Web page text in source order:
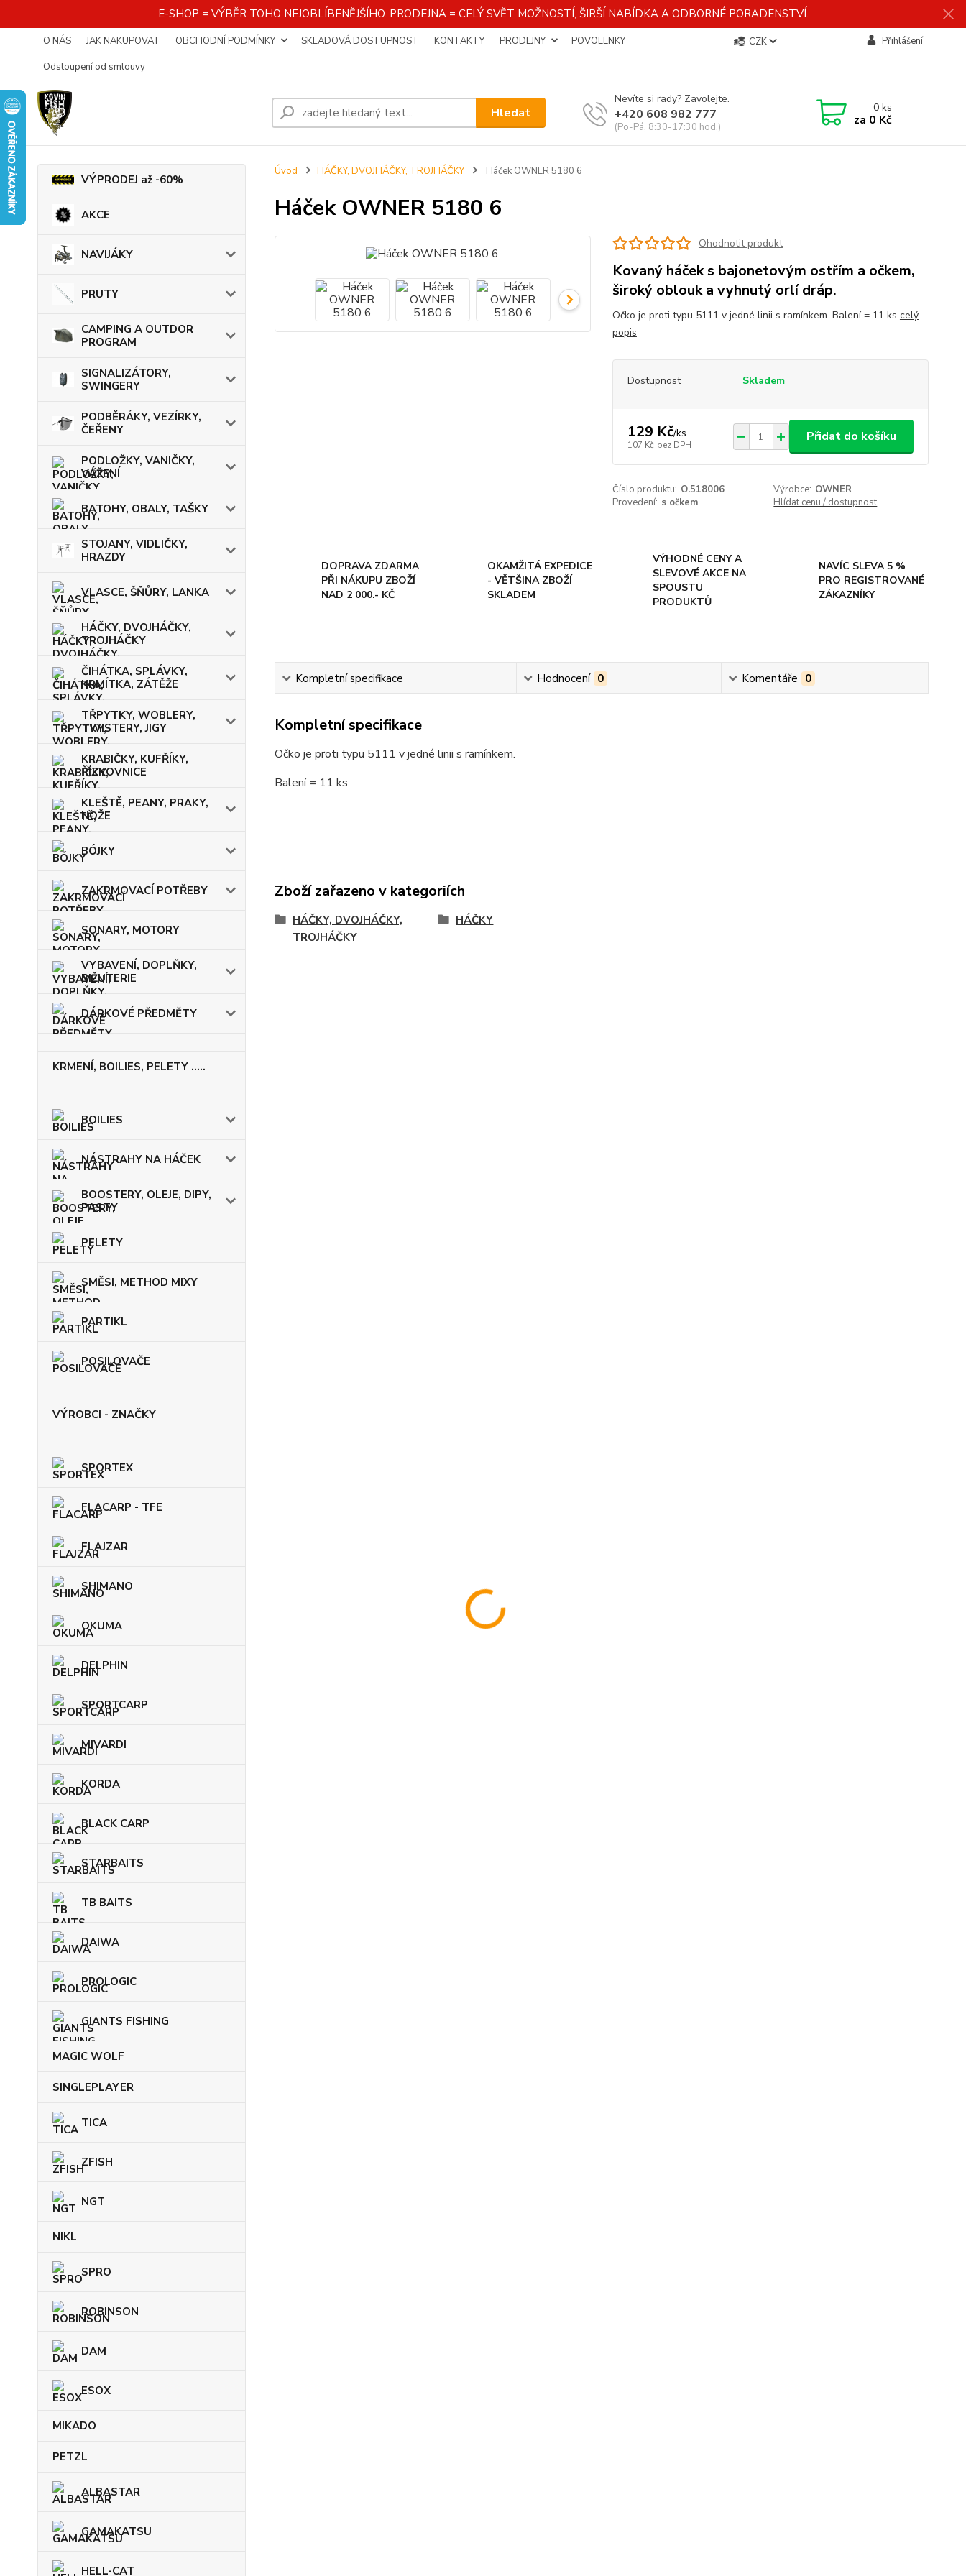
E-SHOP = VÝBĚR TOHO NEJOBLÍBENĚJŠÍHO. PRODEJNA = CELÝ SVĚT MOŽNOSTÍ, ŠIRŠÍ NABÍDKA A ODBORNÉ PORADENSTVÍ.
O NÁS JAK NAKUPOVAT OBCHODNÍ PODMÍNKY SKLADOVÁ DOSTUPNOST KONTAKTY PRODEJNY
POVOLENKY
Odstoupení od smlouvy
CZK Přihlášení
Hledat
Nevíte si rady? Zavolejte.
+420 608 982 777
(Po-Pá, 8:30-17:30 hod.)
0ks
za 0 Kč
VÝPRODEJ až -60%
AKCE
NAVIJÁKY
PRUTY
CAMPING A OUTDOR
PROGRAM
SIGNALIZÁTORY,
SWINGERY
PODBĚRÁKY, VEZÍRKY,
ČEŘENY
PODLOŽKY, VANIČKY,
VÁŽENÍ
BATOHY, OBALY, TAŠKY
STOJANY, VIDLIČKY,
HRAZDY
VLASCE, ŠŇŮRY, LANKA
HÁČKY, DVOJHÁČKY,
TROJHÁČKY
ČIHÁTKA, SPLÁVKY,
KRMÍTKA, ZÁTĚŽE
TŘPYTKY, WOBLERY,
TWISTERY, JIGY
KRABIČKY, KUFŘÍKY,
ŘÍZKOVNICE
KLEŠTĚ, PEANY, PRAKY,
NOŽE
BÓJKY
ZAKRMOVACÍ POTŘEBY
SONARY, MOTORY
VYBAVENÍ, DOPLŇKY,
BIŽUTERIE
DÁRKOVÉ PŘEDMĚTY
KRMENÍ, BOILIES, PELETY .....
BOILIES
NÁSTRAHY NA HÁČEK
BOOSTERY, OLEJE, DIPY,
PASTY
PELETY
SMĚSI, METHOD MIXY
PARTIKL
POSILOVAČE
VÝROBCI - ZNAČKY
SPORTEX
FLACARP - TFE
FLAJZAR
SHIMANO
OKUMA
DELPHIN
SPORTCARP
MIVARDI
KORDA
BLACK CARP
STARBAITS
TB BAITS
DAIWA
PROLOGIC
GIANTS FISHING
MAGIC WOLF
SINGLEPLAYER
TICA
ZFISH
NGT
NIKL
SPRO
ROBINSON
DAM
ESOX
MIKADO
PETZL
ALBASTAR
GAMAKATSU
HELL-CAT
Úvod HÁČKY, DVOJHÁČKY, TROJHÁČKY Háček OWNER 5180 6
Háček OWNER 5180 6
Ohodnotit produkt
Kovaný háček s bajonetovým ostřím a očkem,
široký oblouk a vyhnutý orlí dráp.
Očko je proti typu 5111 v jedné linii s ramínkem. Balení = 11 ks celý
popis
Dostupnost Skladem
129 Kč/ks
107 Kč bez DPH
Přidat do košíku
Číslo produktu: O.518006 Výrobce: OWNER
Provedení: s očkem Hlídat cenu / dostupnost
DOPRAVA ZDARMA
PŘI NÁKUPU ZBOŽÍ
NAD 2 000.- KČ
OKAMŽITÁ EXPEDICE
- VĚTŠINA ZBOŽÍ
SKLADEM
VÝHODNÉ CENY A
SLEVOVÉ AKCE NA
SPOUSTU
PRODUKTŮ
NAVÍC SLEVA 5 %
PRO REGISTROVANÉ
ZÁKAZNÍKY
Kompletní specifikace Hodnocení 0 Komentáře 0
Kompletní specifikace
Očko je proti typu 5111 v jedné linii s ramínkem.
Balení = 11 ks
Zboží zařazeno v kategoriích
HÁČKY, DVOJHÁČKY,
TROJHÁČKY
HÁČKY